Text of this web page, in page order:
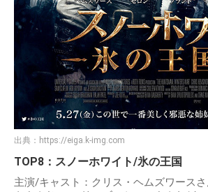
出典： https://eiga.k-img.com
TOP8：スノーホワイト/氷の王国
主演/キャスト：クリス・ヘムズワース